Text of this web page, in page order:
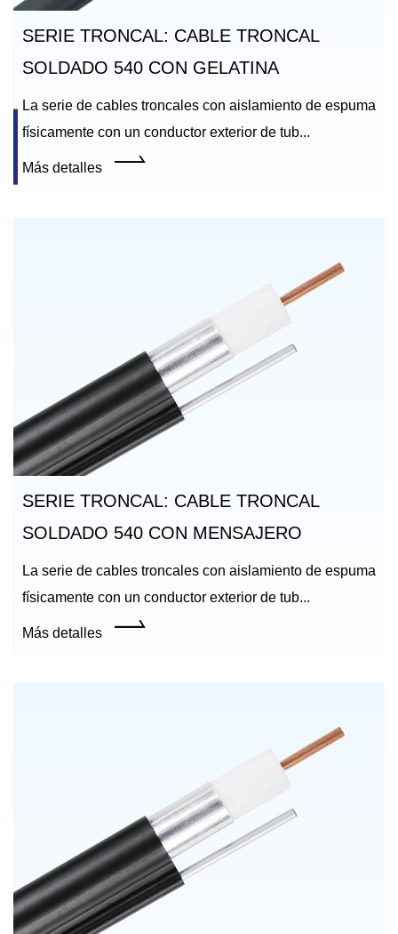
SERIE TRONCAL: CABLE TRONCAL
SOLDADO 540 CON GELATINA
La serie de cables troncales con aislamiento de espuma
físicamente con un conductor exterior de tub...
Más detalles
SERIE TRONCAL: CABLE TRONCAL
SOLDADO 540 CON MENSAJERO
La serie de cables troncales con aislamiento de espuma
físicamente con un conductor exterior de tub...
Más detalles